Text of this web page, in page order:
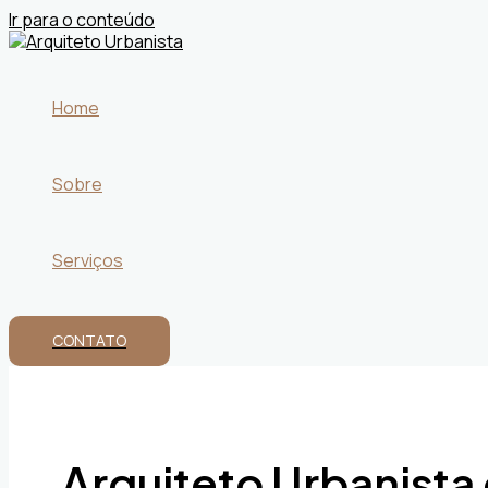
Ir para o conteúdo
Home
Sobre
Serviços
CONTATO